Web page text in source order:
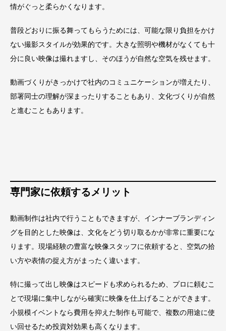
情がぐっと柔らかくなります。
普段どおりに振る舞ってもらうためには、可能な限り負担をかけ
ない撮影スタイルが効果的です。大きな照明や機材がなくても十
分に良い映像は撮れますし、そのほうが自然な空気を残せます。
動画づくりがきっかけで社内のコミュニケーションが増えたり、
部署同士の理解が深まったりすることもあり、文化づくりが自然
と進むこともあります。
専門家に依頼するメリット
動画制作は社内で行うこともできますが、インナーブランディン
グを目的とした映像は、文化をどう切り取るかが非常に重要にな
ります。現場経験の豊富な映像スタッフに依頼すると、空気の拾
い方や表情の捉え方がまったく違います。
特に撮って出し映像はスピードも求められるため、プロに頼むこ
とで現場に集中しながら確実に映像を仕上げることができます。
小規模イベントなら費用を抑えた制作も可能で、複数の用途に使
い回せるため投資対効果も高くなります。